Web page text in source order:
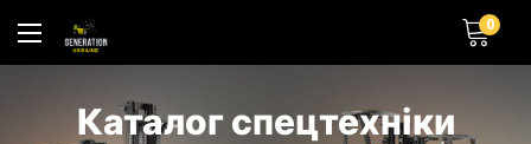
0
Каталог спецтехніки